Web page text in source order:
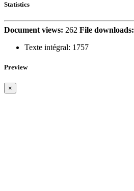
Statistics
Document views: 262 File downloads:
Texte intégral: 1757
Preview
×